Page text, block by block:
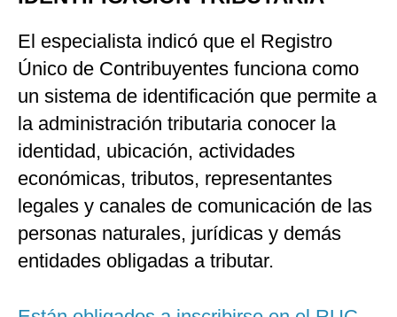
El especialista indicó que el Registro
Único de Contribuyentes funciona como
un sistema de identificación que permite a
la administración tributaria conocer la
identidad, ubicación, actividades
económicas, tributos, representantes
legales y canales de comunicación de las
personas naturales, jurídicas y demás
entidades obligadas a tributar.